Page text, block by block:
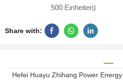
500 Einheiten)
Share with:
Hefei Huayu Zhihang Power